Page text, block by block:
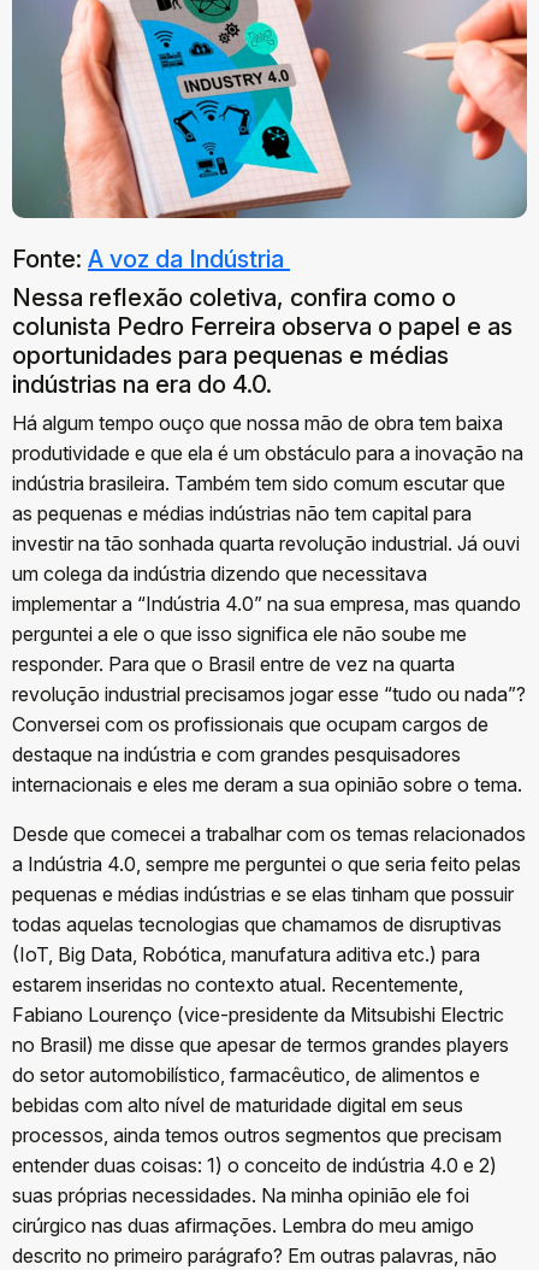
Fonte: A voz da Indústria
Nessa reflexão coletiva, confira como o
colunista Pedro Ferreira observa o papel e as
oportunidades para pequenas e médias
indústrias na era do 4.0.
Há algum tempo ouço que nossa mão de obra tem baixa
produtividade e que ela é um obstáculo para a inovação na
indústria brasileira. Também tem sido comum escutar que
as pequenas e médias indústrias não tem capital para
investir na tão sonhada quarta revolução industrial. Já ouvi
um colega da indústria dizendo que necessitava
implementar a “Indústria 4.0” na sua empresa, mas quando
perguntei a ele o que isso significa ele não soube me
responder. Para que o Brasil entre de vez na quarta
revolução industrial precisamos jogar esse “tudo ou nada”?
Conversei com os profissionais que ocupam cargos de
destaque na indústria e com grandes pesquisadores
internacionais e eles me deram a sua opinião sobre o tema.
Desde que comecei a trabalhar com os temas relacionados
a Indústria 4.0, sempre me perguntei o que seria feito pelas
pequenas e médias indústrias e se elas tinham que possuir
todas aquelas tecnologias que chamamos de disruptivas
(IoT, Big Data, Robótica, manufatura aditiva etc.) para
estarem inseridas no contexto atual. Recentemente,
Fabiano Lourenço (vice-presidente da Mitsubishi Electric
no Brasil) me disse que apesar de termos grandes players
do setor automobilístico, farmacêutico, de alimentos e
bebidas com alto nível de maturidade digital em seus
processos, ainda temos outros segmentos que precisam
entender duas coisas: 1) o conceito de indústria 4.0 e 2)
suas próprias necessidades. Na minha opinião ele foi
cirúrgico nas duas afirmações. Lembra do meu amigo
descrito no primeiro parágrafo? Em outras palavras, não